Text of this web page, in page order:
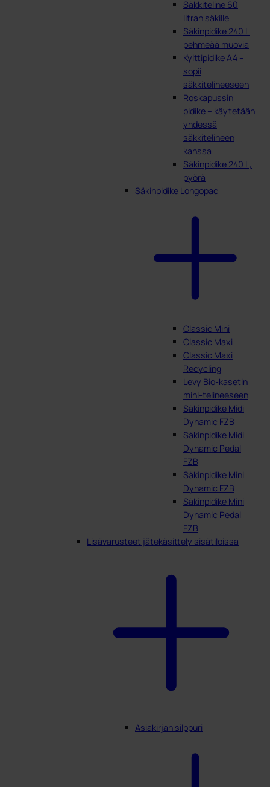
Säkkiteline 60
litran säkille
Säkinpidike 240 L
pehmeää muovia
Kylttipidike A4 –
sopii
säkkitelineeseen
Roskapussin
pidike – käytetään
yhdessä
säkkitelineen
kanssa
Säkinpidike 240 L,
pyörä
Säkinpidike Longopac
Classic Mini
Classic Maxi
Classic Maxi
Recycling
Levy Bio-kasetin
mini-telineeseen
Säkinpidike Midi
Dynamic FZB
Säkinpidike Midi
Dynamic Pedal
FZB
Säkinpidike Mini
Dynamic FZB
Säkinpidike Mini
Dynamic Pedal
FZB
Lisävarusteet jätekäsittely sisätiloissa
Asiakirjan silppuri